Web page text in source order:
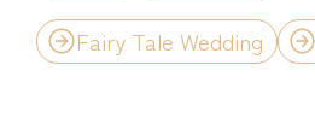
Fairy Tale Wedding